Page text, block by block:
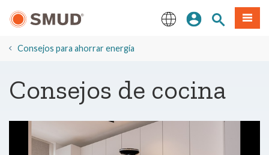
principal
Iniciar sesión
Buscar en
Menú
Consejos para ahorrar energía
Consejos de cocina